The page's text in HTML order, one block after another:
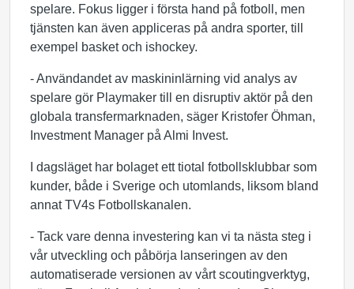
spelare. Fokus ligger i första hand på fotboll, men
tjänsten kan även appliceras på andra sporter, till
exempel basket och ishockey.
- Användandet av maskininlärning vid analys av
spelare gör Playmaker till en disruptiv aktör på den
globala transfermarknaden, säger Kristofer Öhman,
Investment Manager på Almi Invest.
I dagsläget har bolaget ett tiotal fotbollsklubbar som
kunder, både i Sverige och utomlands, liksom bland
annat TV4s Fotbollskanalen.
- Tack vare denna investering kan vi ta nästa steg i
vår utveckling och påbörja lanseringen av den
automatiserade versionen av vårt scoutingverktyg,